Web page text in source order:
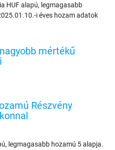
HUF alapú, legmagasabb
i éves hozam adatok
mértékű
Részvény
legmagasabb hozamú 5 alapja.